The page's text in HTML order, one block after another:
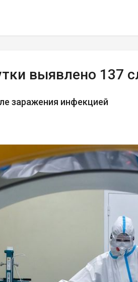
выявлено 137
заражения инфекцией